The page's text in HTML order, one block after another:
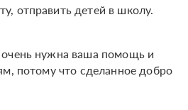
отправить детей в школу.
нужна ваша помощь и
потому что сделанное добро